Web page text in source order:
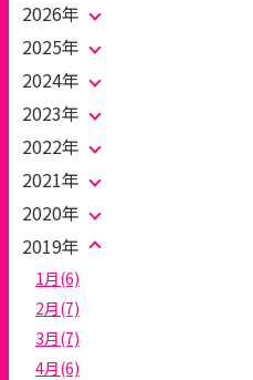
2026年
2025年
2024年
2023年
2022年
2021年
2020年
2019年
1月(6)
2月(7)
3月(7)
4月(6)